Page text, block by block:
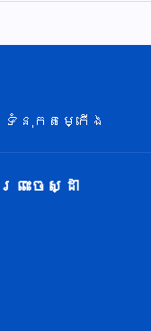
យ
...
ទំនុកតម្កើង
ចេស្ដា